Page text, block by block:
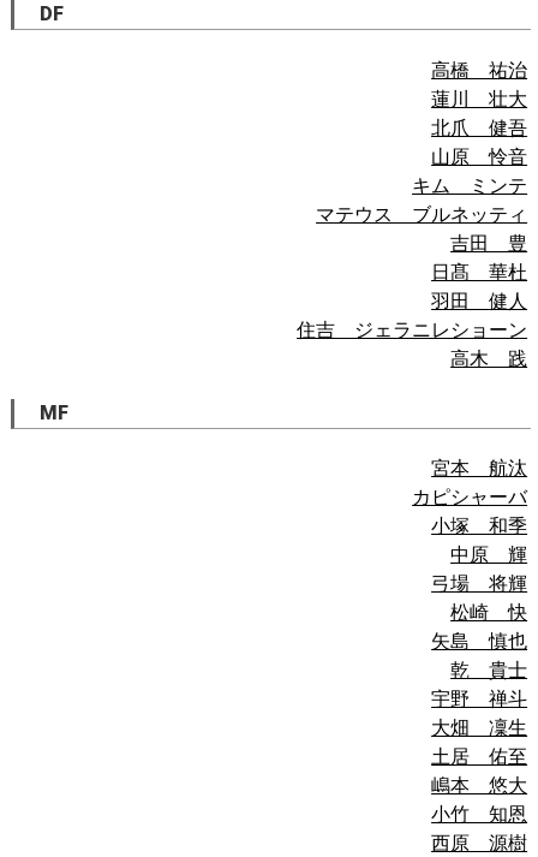
DF
高橋 祐治
蓮川 壮大
北爪 健吾
山原 怜音
キム ミンテ
マテウス ブルネッティ
吉田 豊
日髙 華杜
羽田 健人
住吉 ジェラニレショーン
高木 践
MF
宮本 航汰
カピシャーバ
小塚 和季
中原 輝
弓場 将輝
松崎 快
矢島 慎也
乾 貴士
宇野 禅斗
大畑 凜生
土居 佑至
嶋本 悠大
小竹 知恩
西原 源樹